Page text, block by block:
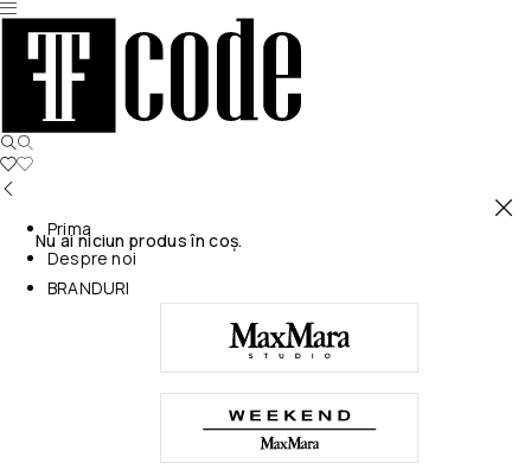
Nu ai niciun produs în coș.
Prima
Despre noi
BRANDURI